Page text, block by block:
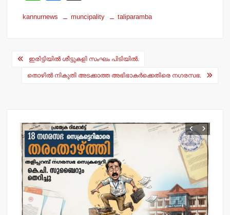
at
A
p
c
b
o
kannurnews muncipality taliparamba
Post
navigation
ഇരിട്ടിയില്‍ ശീട്ടുകളി സംഘം പിടിയില്‍.
തൊഴില്‍ നികുതി അടക്കാത്ത അഭിഭാകര്‍ക്കെതിരെ നഗരസഭ.